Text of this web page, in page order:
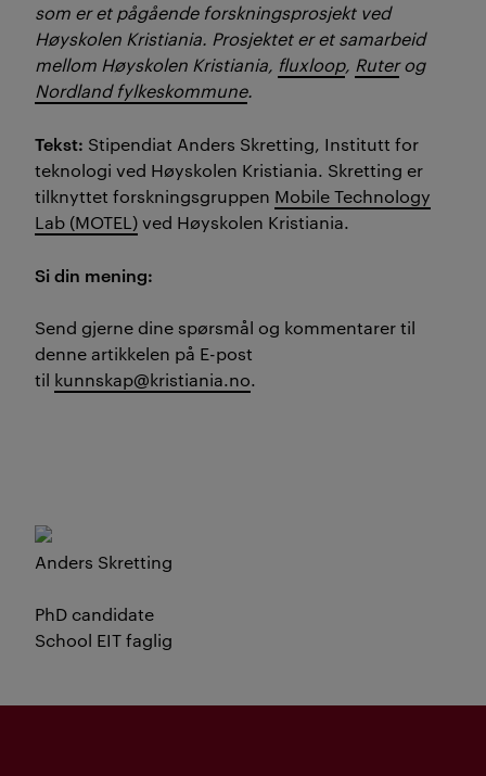
som er et pågående forskningsprosjekt ved
Høyskolen Kristiania. Prosjektet er et samarbeid
mellom Høyskolen Kristiania, fluxloop, Ruterog
Nordland fylkeskommune.
Tekst: Stipendiat Anders Skretting, Institutt for
teknologi ved Høyskolen Kristiania. Skretting er
tilknyttet forskningsgruppen Mobile Technology
Lab (MOTEL)ved Høyskolen Kristiania.
Si din mening:
Send gjerne dine spørsmål og kommentarer til
denne artikkelen på E-post
til kunnskap@kristiania.no.
Anders Skretting
PhD candidate
School EIT faglig